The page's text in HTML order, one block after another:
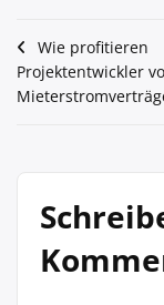
Wie profitieren
Projektentwickler